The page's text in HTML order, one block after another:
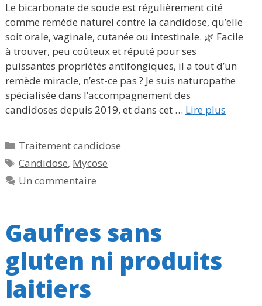
Le bicarbonate de soude est régulièrement cité
comme remède naturel contre la candidose, qu’elle
soit orale, vaginale, cutanée ou intestinale. 🌿 Facile
à trouver, peu coûteux et réputé pour ses
puissantes propriétés antifongiques, il a tout d’un
remède miracle, n’est-ce pas ? Je suis naturopathe
spécialisée dans l’accompagnement des
candidoses depuis 2019, et dans cet … Lire plus
Catégories
Traitement candidose
Étiquettes
Candidose, Mycose
Un commentaire
Gaufres sans
gluten ni produits
laitiers